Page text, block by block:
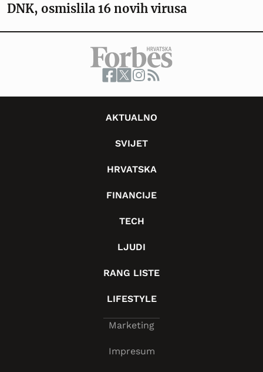
DNK, osmislila 16 novih virusa
AKTUALNO
SVIJET
HRVATSKA
FINANCIJE
TECH
LJUDI
RANG LISTE
LIFESTYLE
Marketing
Impresum